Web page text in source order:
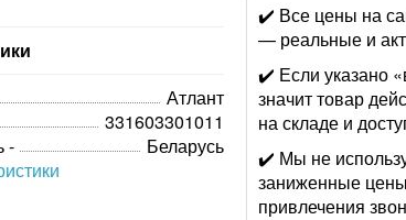
Атлант
331603301011
-
Беларусь
✔️ Все цены на
— реальные и
✔️ Если указано
значит товар
на складе и
✔️ Мы не
заниженные
привлечения